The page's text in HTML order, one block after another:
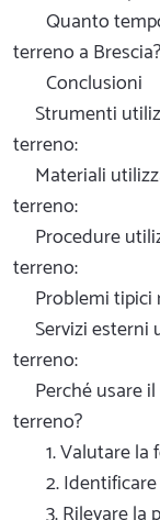
Quanto
terreno a Brescia?
Conclusioni
Strumenti
terreno:
Materiali
terreno:
Procedure
terreno:
Problemi
Servizi esterni
terreno:
Perché usare
terreno?
1. Valutare
2.